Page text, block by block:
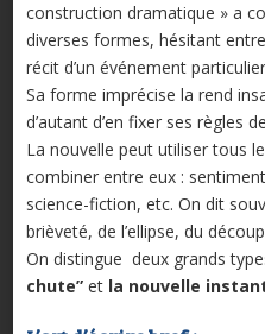
construction dramatique » a
diverses formes, hésitant
récit d’un événement
Sa forme imprécise la rend
d’autant d’en fixer ses règles
La nouvelle peut utiliser tous
combiner entre eux :
science-fiction, etc. On dit
brièveté, de l’ellipse, du
On distingue deux grands
chute”et la nouvelle